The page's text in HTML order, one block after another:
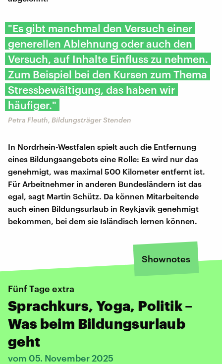
"Es gibt manchmal den Versuch einer
generellen Ablehnung oder auch den
Versuch, auf Inhalte Einfluss zu nehmen.
Zum Beispiel bei den Kursen zum Thema
Stressbewältigung, das haben wir
häufiger."
Petra Fleuth, Bildungsträger Stenden
In Nordrhein-Westfalen spielt auch die Entfernung
eines Bildungsangebots eine Rolle: Es wird nur das
genehmigt, was maximal 500 Kilometer entfernt ist.
Für Arbeitnehmer in anderen Bundesländern ist das
egal, sagt Martin Schütz. Da können Mitarbeitende
auch einen Bildungsurlaub in Reykjavik genehmigt
bekommen, bei dem sie Isländisch lernen können.
Shownotes
Fünf Tage extra
Sprachkurs, Yoga, Politik –
Was beim Bildungsurlaub
geht
vom 05. November 2025